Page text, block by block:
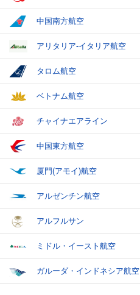
中国南方航空
アリタリア-イタリア航空
タロム航空
ベトナム航空
チャイナエアライン
中国東方航空
厦門(アモイ)航空
アルゼンチン航空
アルフルサン
ミドル・イースト航空
ガルーダ・インドネシア航空